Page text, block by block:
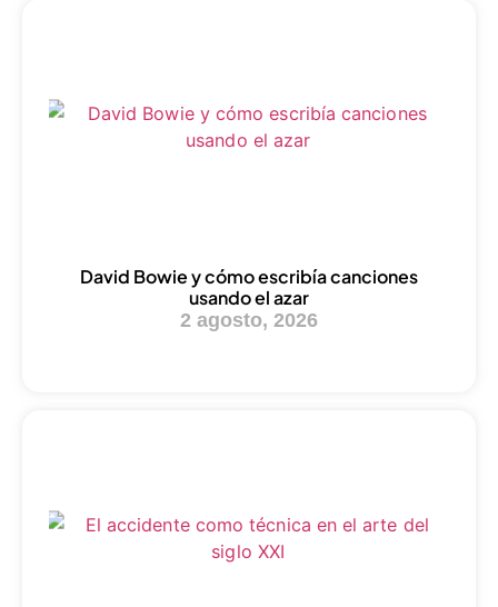
David Bowie y cómo escribía canciones
usando el azar
2 agosto, 2026